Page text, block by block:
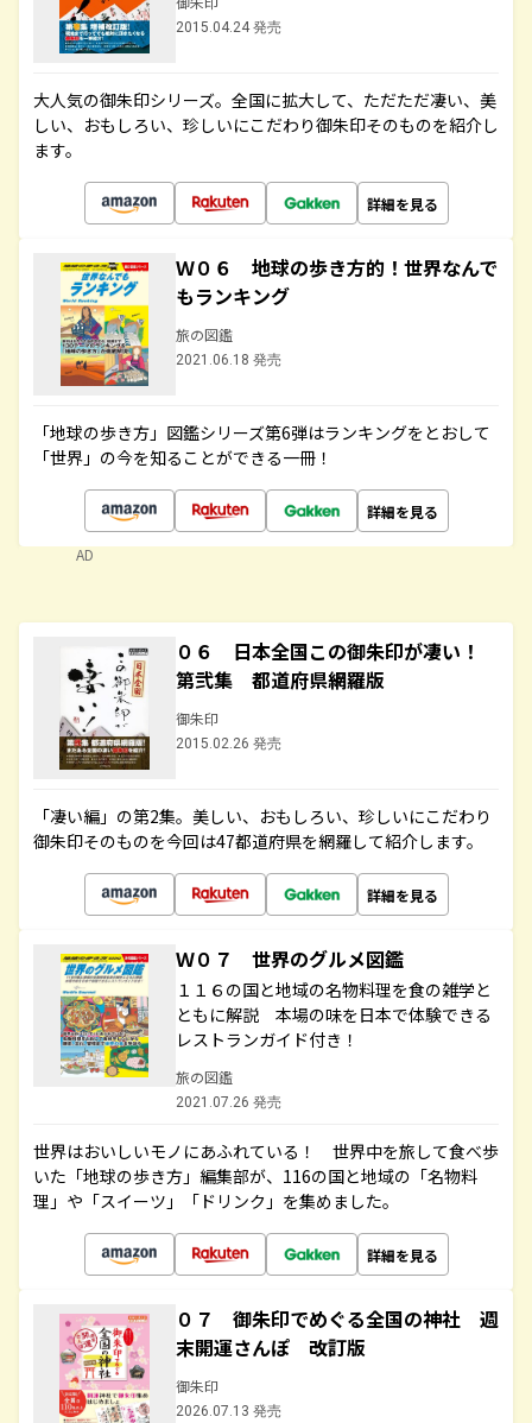
2015.04.24 発売
大人気の御朱印シリーズ。全国に拡大して、ただただ凄い、美
しい、おもしろい、珍しいにこだわり御朱印そのものを紹介し
ます。
詳細を見る
Ｗ０６ 地球の歩き方的！世界なんで
もランキング
旅の図鑑
2021.06.18 発売
「地球の歩き方」図鑑シリーズ第6弾はランキングをとおして
「世界」の今を知ることができる一冊！
詳細を見る
AD
０６ 日本全国この御朱印が凄い！
第弐集 都道府県網羅版
御朱印
2015.02.26 発売
「凄い編」の第2集。美しい、おもしろい、珍しいにこだわり
御朱印そのものを今回は47都道府県を網羅して紹介します。
詳細を見る
Ｗ０７ 世界のグルメ図鑑
１１６の国と地域の名物料理を食の雑学と
ともに解説 本場の味を日本で体験できる
レストランガイド付き！
旅の図鑑
2021.07.26 発売
世界はおいしいモノにあふれている！ 世界中を旅して食べ歩
いた「地球の歩き方」編集部が、116の国と地域の「名物料
理」や「スイーツ」「ドリンク」を集めました。
詳細を見る
０７ 御朱印でめぐる全国の神社 週
末開運さんぽ 改訂版
御朱印
2026.07.13 発売